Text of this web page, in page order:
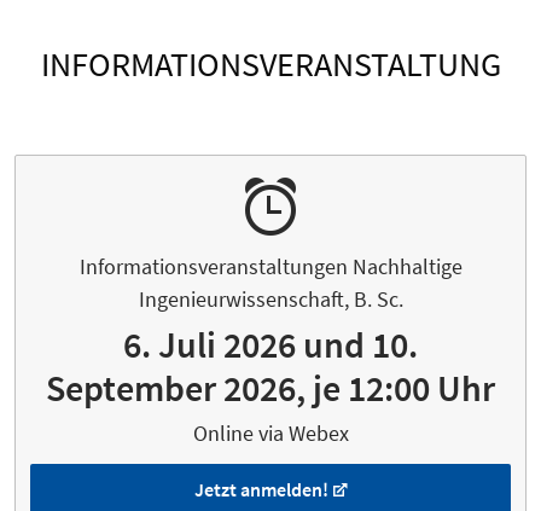
INFORMATIONSVERANSTALTUNG
Informationsveranstaltungen Nachhaltige
Ingenieurwissenschaft, B. Sc.
6. Juli 2026 und 10.
September 2026, je 12:00 Uhr
Online via Webex
Jetzt anmelden!